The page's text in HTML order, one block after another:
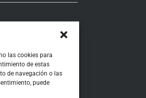
las cookies para
de estas
de navegación o las
puede
y devoluciones
de contratación